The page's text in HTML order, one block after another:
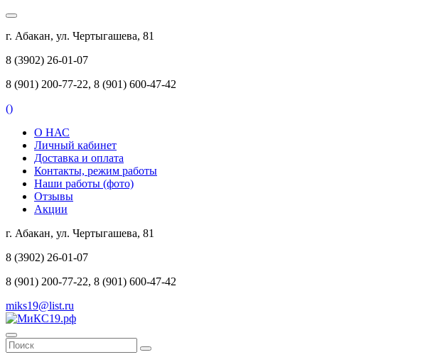
г. Абакан, ул. Чертыгашева, 81
8 (3902) 26-01-07
8 (901) 200-77-22, 8 (901) 600-47-42
()
О НАС
Личный кабинет
Доставка и оплата
Контакты, режим работы
Наши работы (фото)
Отзывы
Акции
г. Абакан, ул. Чертыгашева, 81
8 (3902) 26-01-07
8 (901) 200-77-22, 8 (901) 600-47-42
miks19@list.ru